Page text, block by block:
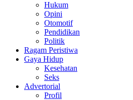
Hukum
Opini
Otomotif
Pendidikan
Politik
Ragam Peristiwa
Gaya Hidup
Kesehatan
Seks
Advertorial
Profil